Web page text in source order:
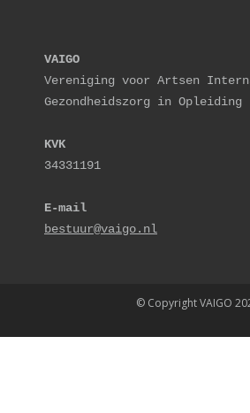
VAIGO
Vereniging voor Artsen
Gezondheidszorg in Opleiding
KVK
34331191
E-mail
bestuur@vaigo.nl
© Copyright VAIGO